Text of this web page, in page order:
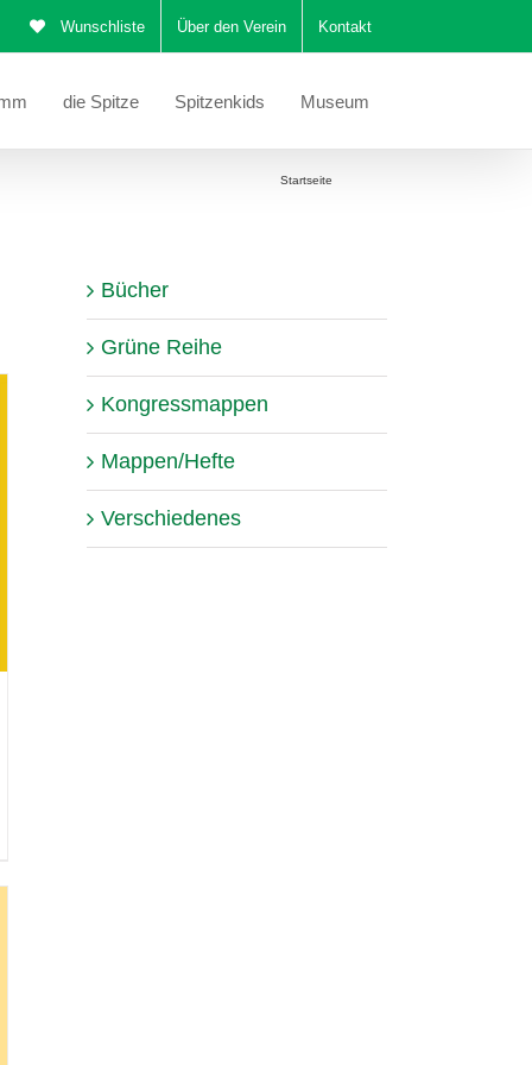
Wunschliste Über den Verein Kontakt
die Spitze Spitzenkids Museum
Startseite
Bücher
Grüne Reihe
Kongressmappen
Mappen/Hefte
Verschiedenes